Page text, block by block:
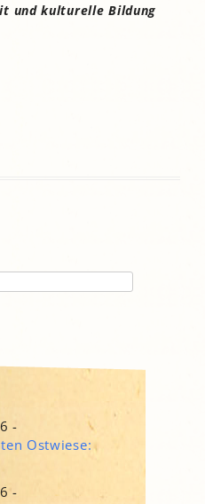
und kulturelle Bildung
-
Ostwiese:
-